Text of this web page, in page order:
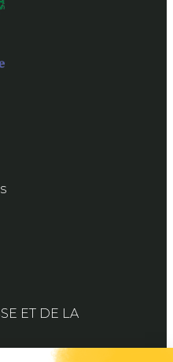
ET DE LA